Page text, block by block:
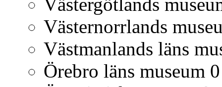
Västergötlands
Västernorrlands
Västmanlands läns
Örebro läns museum 0